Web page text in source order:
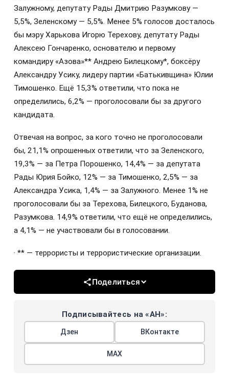
Залужному, депутату Рады Дмитрию Разумкову —
5,5%, Зеленскому — 5,5%. Менее 5% голосов досталось
бы мэру Харькова Игорю Терехову, депутату Рады
Алексею Гончаренко, основателю и первому
командиру «Азова»** Андрею Билецкому*, боксёру
Александру Усику, лидеру партии «Батькивщина» Юлии
Тимошенко. Ещё 15,3% ответили, что пока не
определились, 6,2% — проголосовали бы за другого
кандидата.
Отвечая на вопрос, за кого точно не проголосовали
бы, 21,1% опрошенных ответили, что за Зеленского,
19,3% — за Петра Порошенко, 14,4% — за депутата
Рады Юрия Бойко, 12% — за Тимошенко, 2,5% — за
Александра Усика, 1,4% — за Залужного. Менее 1% не
проголосовали бы за Терехова, Билецкого, Буданова,
Разумкова. 14,9% ответили, что ещё не определились,
а 4,1% — не участвовали бы в голосовании.
· ** — террористы и террористические организации.
Поделиться
Подписывайтесь на «АН»:
Дзен ВКонтакте
МАХ